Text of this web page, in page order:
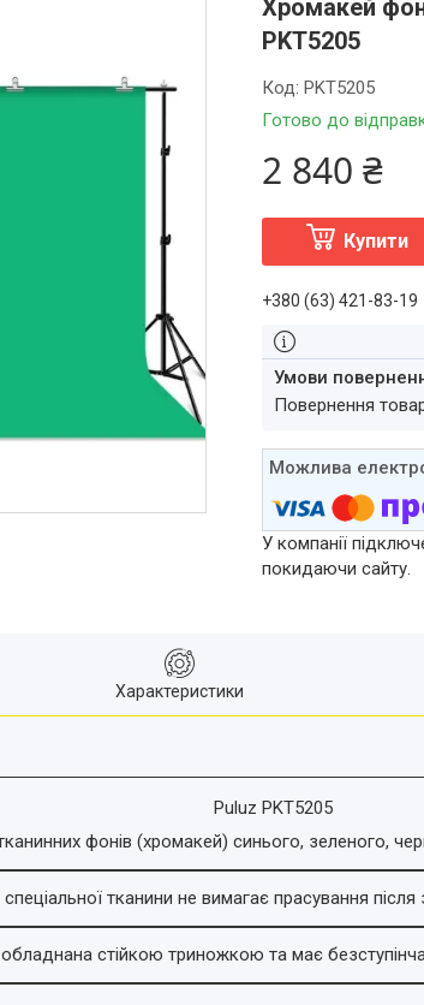
Хромакей
PKT5205
Готово до
Код: PKT5205
2 840 ₴
Купити
+380 (63) 421-83-19
повернення
У компанії
покидаючи сайту.
Характеристики
Puluz PKT5205
фонів (хромакей) синього, зеленого,
тканини не вимагає прасування
обладнана стійкою триножкою та має